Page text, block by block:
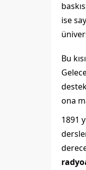
ise
Bu
ona
1891